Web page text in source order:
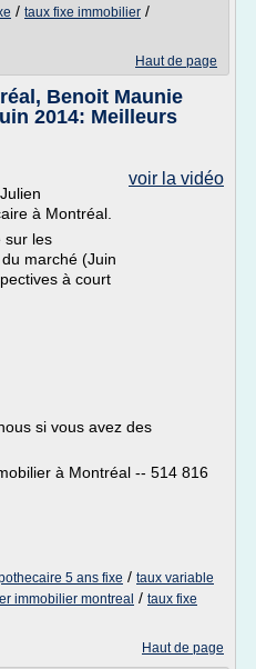
/ taux fixe immobilier /
Haut de page
Benoit Maunie
2014: Meilleurs
voir la vidéo
à Montréal.
sur les
marché (Juin
à court
si vous avez des
à Montréal -- 514 816
5 ans fixe / taux variable
immobilier montreal / taux fixe
Haut de page